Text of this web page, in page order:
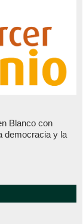
Blanco con
democracia y la